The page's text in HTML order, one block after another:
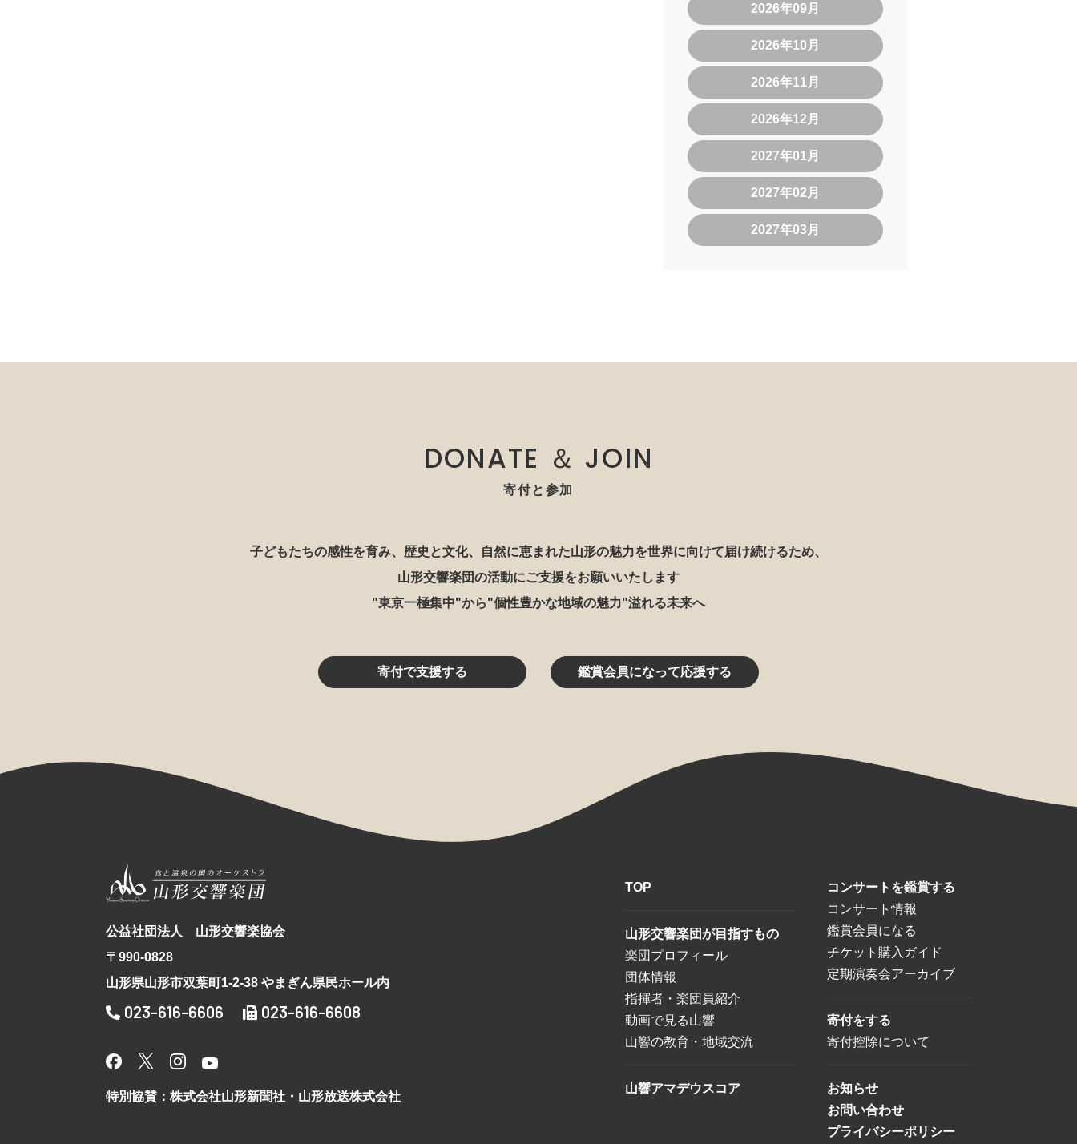
2026年09月
2026年10月
2026年11月
2026年12月
2027年01月
2027年02月
2027年03月
DONATE ＆ JOIN
寄付と参加
子どもたちの感性を育み、歴史と文化、自然に恵まれた山形の魅力を世界に向けて届け続けるため、
山形交響楽団の活動にご支援をお願いいたします
"東京一極集中"から"個性豊かな地域の魅力"溢れる未来へ
寄付で支援する 鑑賞会員になって応援する
公益社団法人 山形交響楽協会
〒990-0828
山形県山形市双葉町1-2-38 やまぎん県民ホール内
023-616-6606 023-616-6608
特別協賛：株式会社山形新聞社・山形放送株式会社
TOP
山形交響楽団が目指すもの
楽団プロフィール
団体情報
指揮者・楽団員紹介
動画で見る山響
山響の教育・地域交流
山響アマデウスコア
コンサートを鑑賞する
コンサート情報
鑑賞会員になる
チケット購入ガイド
定期演奏会アーカイブ
寄付をする
寄付控除について
お知らせ
お問い合わせ
プライバシーポリシー